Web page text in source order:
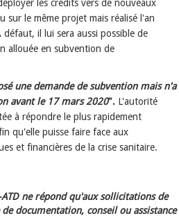
les crédits vers de nouveaux
sur le même projet mais réalisé l'an
il lui sera aussi possible de
allouée en subvention de
une demande de subvention mais n'a
avant le 17 mars 2020". L'autorité
à répondre le plus rapidement
qu'elle puisse faire face aux
et financières de la crise sanitaire.
ne répond qu'aux sollicitations de
documentation, conseil ou assistance